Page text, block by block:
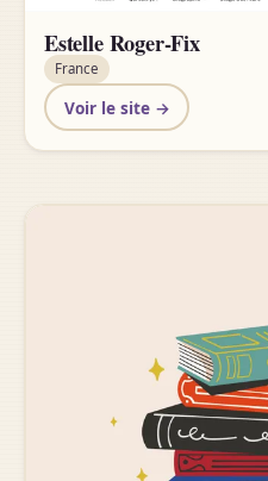
Estelle Roger-Fix
France
Voir le site →